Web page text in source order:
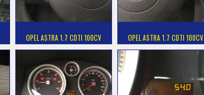
OPEL ASTRA 1.7 CDTI 100CV OPEL ASTRA 1.7 CDTI 100CV